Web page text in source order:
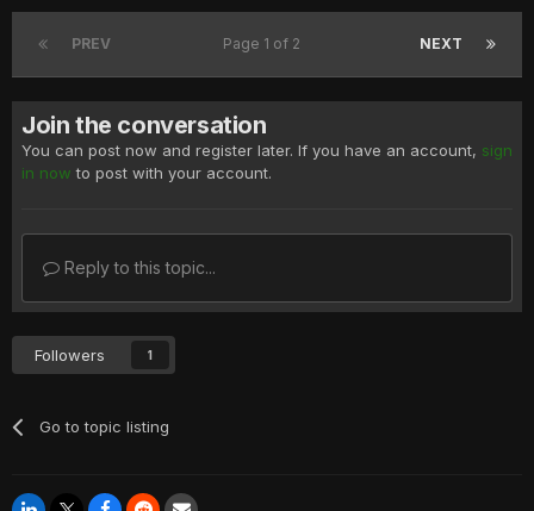
PREV NEXT
Page 1 of 2
Join the conversation
You can post now and register later. If you have an account, sign
in now to post with your account.
Reply to this topic...
Followers 1
Go to topic listing